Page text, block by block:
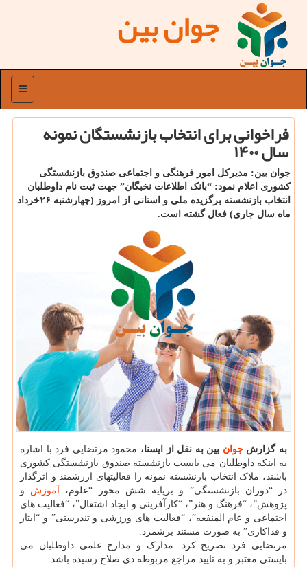
جوان بین
منو
فراخوانی برای انتخاب بازنشستگان نمونه
سال ۱۴۰۰
جوان بین: مدیرکل امور فرهنگی و اجتماعی صندوق بازنشستگی
کشوری اعلام نمود: “بانک اطلاعات نخبگان” جهت ثبت نام داوطلبان
انتخاب بازنشسته برگزیده ملی و استانی از امروز (چهارشنبه ۲۶خرداد
ماه سال جاری) فعال گشته است.
به گزارشجوان بین به نقل از ایسنا، محمود مرتضایی فرد با اشاره
به اینکه داوطلبان می بایست بازنشسته صندوق بازنشستگی کشوری
باشند، ملاک انتخاب بازنشسته نمونه را فعالیتهای ارزشمند و اثرگذار
در “دوران بازنشستگی” و برپایه شش محور “علوم،
آموزش و
پژوهش”، “فرهنگ و هنر”، “کارآفرینی و ایجاد اشتغال”، “فعالیت های
اجتماعی و عام المنفعه”، “فعالیت های ورزشی و تندرستی” و “ایثار
و فداکاری” به صورت مستند برشمرد.
مرتضایی فرد تصریح کرد: مدارک و مدارج علمی داوطلبان می
بایستی معتبر و به تایید مراجع مربوطه ذی صلاح رسیده باشد.